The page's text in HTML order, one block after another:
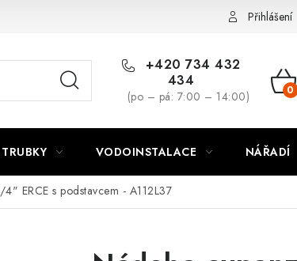
Moje
Přihlášení
+420 734 432
434
(po – pá: 7:00 – 14:00)
VODOINSTALACE NÁŘADÍ
ERCE s podstavcem - A112L37